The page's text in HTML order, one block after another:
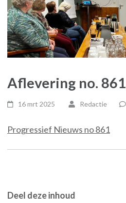
Aflevering no. 861
16 mrt 2025 Redactie
Progressief Nieuws no 861
Deel deze inhoud